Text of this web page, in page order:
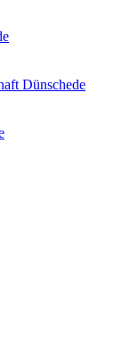
Dünschede